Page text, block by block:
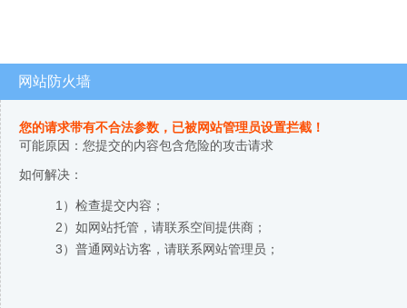
网站防火墙
您的请求带有不合法参数，已被网站管理员设置拦截！
可能原因：您提交的内容包含危险的攻击请求
如何解决：
1）检查提交内容；
2）如网站托管，请联系空间提供商；
3）普通网站访客，请联系网站管理员；